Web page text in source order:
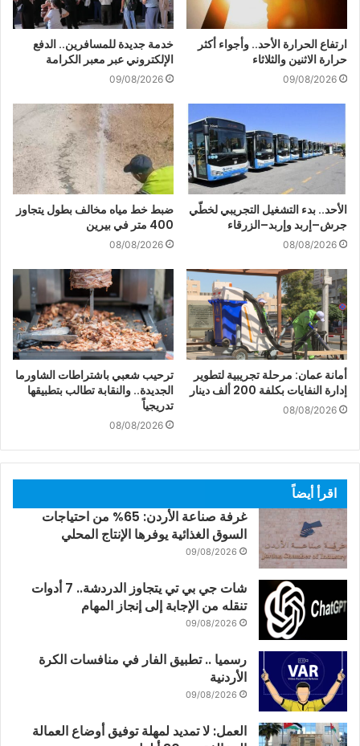
ارتفاع الحرارة الأحد.. وأجواء أكثر
حرارة الاثنين والثلاثاء
09/08/2026
خدمة جديدة للمسافرين.. الدفع
الإلكتروني عبر معبر الكرامة
09/08/2026
الأحد.. بدء التشغيل التجريبي لخطّي
جرش–إربد وإربد–الزرقاء
08/08/2026
ضبط خط مياه مخالف بطول يتجاوز
400 متر في بيرين
08/08/2026
أمانة عمان: مرحلة تجريبية لتطوير
إدارة النفايات بكلفة 200 ألف دينار
08/08/2026
ترحيب شعبي باشتراطات الشاورما
الجديدة.. والنقابة تطالب بتطبيقها
تدريجياً
08/08/2026
اقرأ أيضاً
غرفة صناعة الأردن: 65% من احتياجات
السوق الغذائية يوفرها الإنتاج المحلي
09/08/2026
شات جي بي تي يتجاوز الدردشة.. 7 أدوات
تنقله من الإجابة إلى إنجاز المهام
09/08/2026
رسميا .. تطبيق الفار في منافسات الكرة
الأردنية
09/08/2026
العمل: لا تمديد لمهلة توفيق أوضاع العمالة